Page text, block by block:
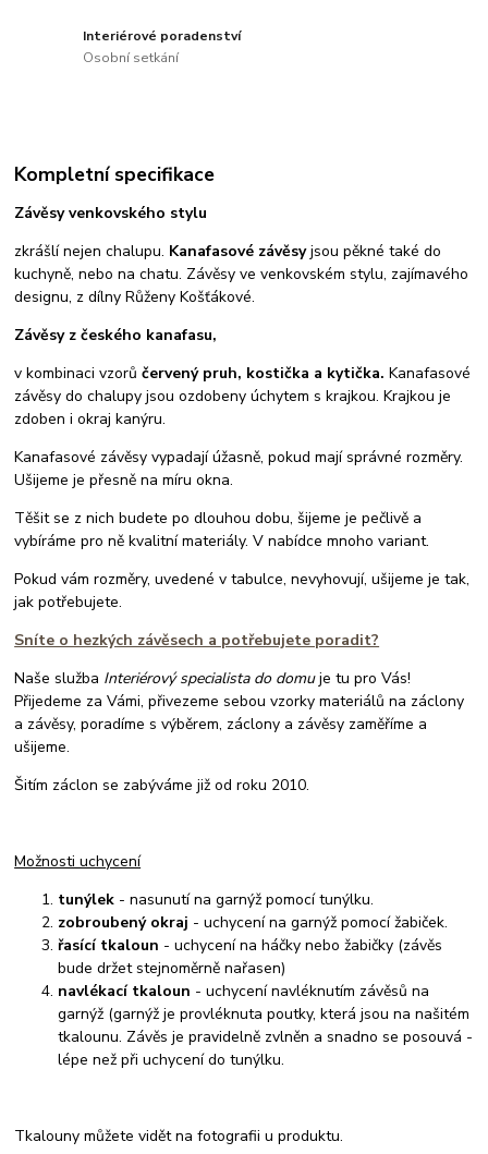
Interiérové poradenství
Osobní setkání
Kompletní specifikace
Závěsy venkovského stylu
zkrášlí nejen chalupu. Kanafasové závěsyjsou pěkné také do
kuchyně, nebo na chatu. Závěsy ve venkovském stylu, zajímavého
designu, z dílny Růženy Košťákové.
Závěsy z českého kanafasu,
v kombinaci vzorůčervený pruh, kostička a kytička.Kanafasové
závěsy do chalupy jsou ozdobeny úchytem s krajkou. Krajkou je
zdoben i okraj kanýru.
Kanafasové závěsy vypadají úžasně, pokud mají správné rozměry.
Ušijeme je přesně na míru okna.
Těšit se z nich budete po dlouhou dobu, šijeme je pečlivě a
vybíráme pro ně kvalitní materiály. V nabídce mnoho variant.
Pokud vám rozměry, uvedené v tabulce, nevyhovují, ušijeme je tak,
jak potřebujete.
Sníte o hezkých závěsech a potřebujete poradit?
Naše služba Interiérový specialista do domuje tu pro Vás!
Přijedeme za Vámi, přivezeme sebou vzorky materiálů na záclony
a závěsy, poradíme s výběrem, záclony a závěsy zaměříme a
ušijeme.
Šitím záclon se zabýváme již od roku 2010.
Možnosti uchycení
tunýlek - nasunutí na garnýž pomocí tunýlku.
zobroubený okraj - uchycení na garnýž pomocí žabiček.
řasící tkaloun - uchycení na háčky nebo žabičky (závěs
bude držet stejnoměrně nařasen)
navlékací tkaloun - uchycení navléknutím závěsů na
garnýž (garnýž je provléknuta poutky, která jsou na našitém
tkalounu. Závěs je pravidelně zvlněn a snadno se posouvá -
lépe než při uchycení do tunýlku.
Tkalouny můžete vidět na fotografii u produktu.